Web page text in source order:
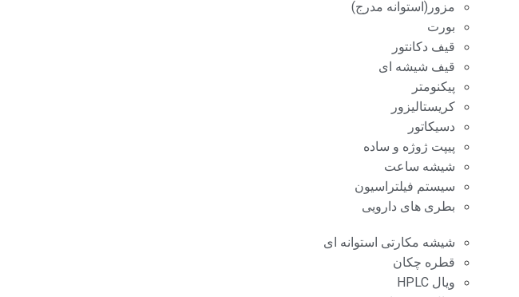
مزور(استوانه مدرج)
بورت
قیف دکانتور
قیف شیشه ای
پیکنومتر
کریستالیزور
دسیکاتور
پیپت ژوژه و ساده
شیشه ساعت
سیستم فیلتراسیون
بطری های دارویی
شیشه مکارتی استوانه ای
قطره چکان
ویال HPLC